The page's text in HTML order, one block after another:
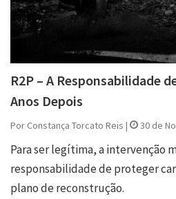
R2P – A Responsabilidade
Anos Depois
Por Constança Torcato Reis | 30 de
Para ser legítima, a intervenção
responsabilidade de proteger
plano de reconstrução.